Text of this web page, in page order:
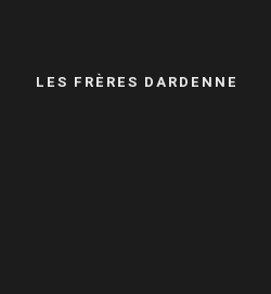
LES FRÈRES DARDENNE